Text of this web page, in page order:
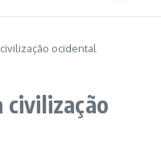
ocidental
civilização